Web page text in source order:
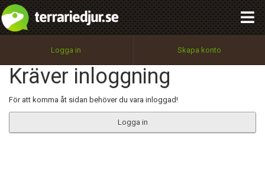
Logga in Skapa konto
Kräver inloggning
För att komma åt sidan behöver du vara inloggad!
Logga in
Utför
100%
OK
integritetspolicy
Namn:
Epost:
Begär nytt lösenord
Tillbaka till förstasidan